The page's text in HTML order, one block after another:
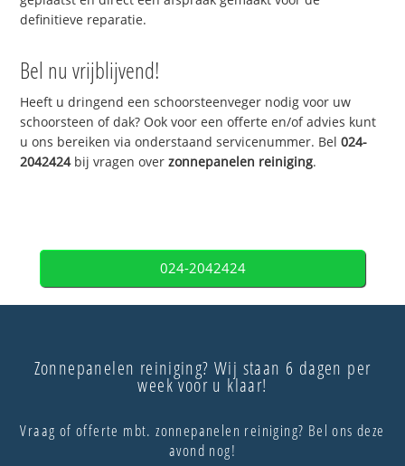
definitieve reparatie.
Bel nu vrijblijvend!
Heeft u dringend een schoorsteenveger nodig voor uw
schoorsteen of dak? Ook voor een offerte en/of advies kunt
u ons bereiken via onderstaand servicenummer. Bel024-
2042424bij vragen overzonnepanelen reiniging.
024-2042424
Zonnepanelen reiniging? Wij staan 6 dagen per
week voor u klaar!
Vraag of offerte mbt. zonnepanelen reiniging? Bel ons deze
avond nog!